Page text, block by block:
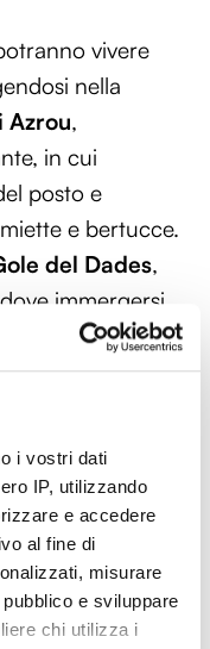
i vostri dati
IP, utilizzando
e accedere
al fine di
misurare
e sviluppare
chi utilizza i
vivere
nella
Azrou,
in cui
posto e
e bertucce.
del Dades,
immergersi
cui assaporare
poi una
la
diverso
al paese
sciistica
un clima rigido,
sporgenti e